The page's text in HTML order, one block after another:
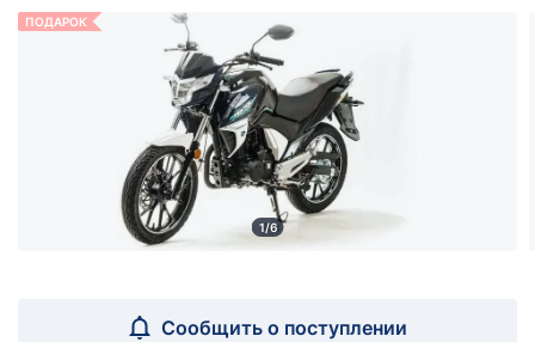
ПОДАРОК
1/6
Сообщить о поступлении